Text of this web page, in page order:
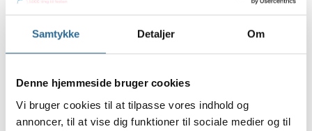
Samtykke Detaljer Om
Denne hjemmeside bruger cookies
Vi bruger cookies til at tilpasse vores indhold og
annoncer, til at vise dig funktioner til sociale medier og til
Køb nu